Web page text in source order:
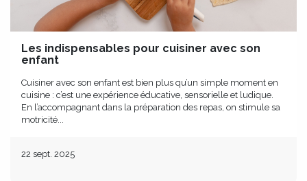
Les indispensables pour cuisiner avec son
enfant
Cuisiner avec son enfant est bien plus qu’un simple moment en
cuisine : c’est une expérience éducative, sensorielle et ludique.
En l’accompagnant dans la préparation des repas, on stimule sa
motricité...
22 sept. 2025